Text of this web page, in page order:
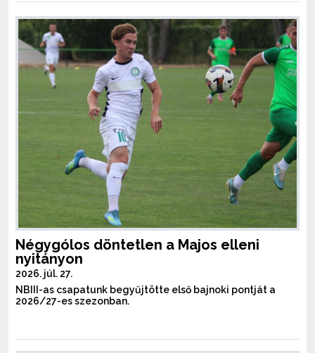
Négygólos döntetlen a Majos elleni
nyitányon
2026. júl. 27.
NBIII-as csapatunk begyűjtötte első bajnoki pontját a
2026/27-es szezonban.